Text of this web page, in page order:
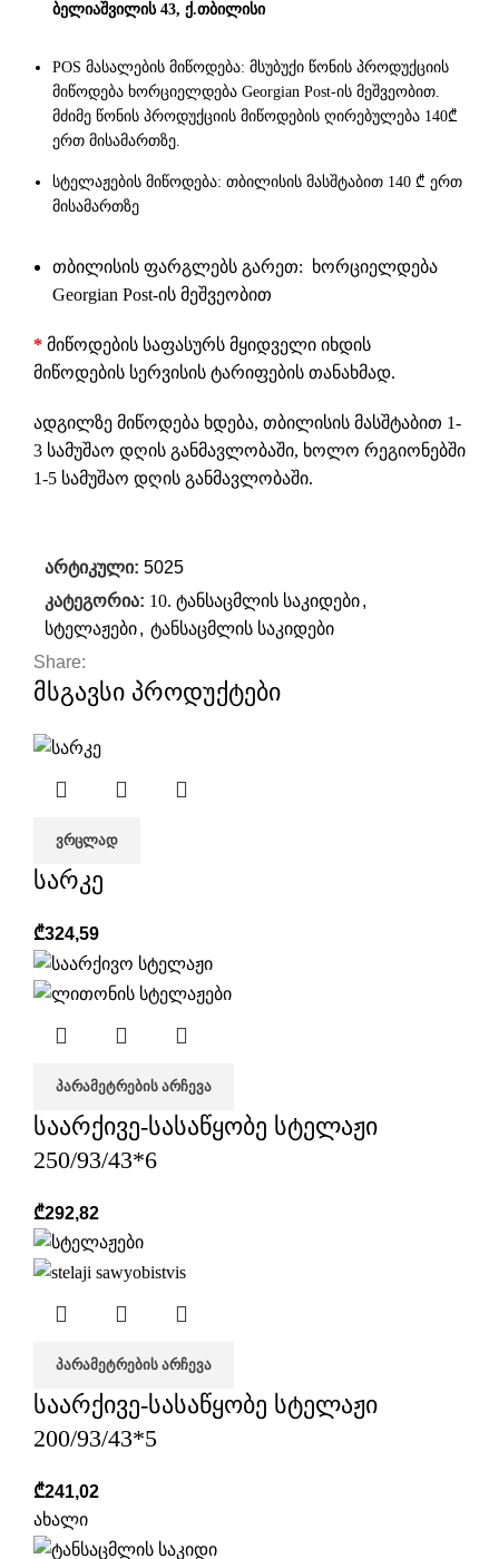
ბელიაშვილის 43, ქ.თბილისი
POS მასალების მიწოდება: მსუბუქი წონის პროდუქციის
მიწოდება ხორციელდება Georgian Post-ის მეშვეობით.
მძიმე წონის პროდუქციის მიწოდების ღირებულება 140₾
ერთ მისამართზე.
სტელაჟების მიწოდება: თბილისის მასშტაბით 140 ₾ ერთ
მისამართზე
თბილისის ფარგლებს გარეთ: ხორციელდება
Georgian Post-ის მეშვეობით
* მიწოდების საფასურს მყიდველი იხდის
მიწოდების სერვისის ტარიფების თანახმად.
ადგილზე მიწოდება ხდება, თბილისის მასშტაბით 1-
3 სამუშაო დღის განმავლობაში, ხოლო რეგიონებში
1-5 სამუშაო დღის განმავლობაში.
არტიკული: 5025
კატეგორია: 10. ტანსაცმლის საკიდები,
სტელაჟები, ტანსაცმლის საკიდები
Share:
მსგავსი პროდუქტები
ᲕᲠᲪᲚᲐᲓ
სარკე
₾324,59
ᲞᲐᲠᲐᲛᲔᲢᲠᲔᲑᲘᲡ ᲐᲠᲩᲔᲕᲐ
საარქივე-სასაწყობე სტელაჟი
250/93/43*6
₾292,82
ᲞᲐᲠᲐᲛᲔᲢᲠᲔᲑᲘᲡ ᲐᲠᲩᲔᲕᲐ
საარქივე-სასაწყობე სტელაჟი
200/93/43*5
₾241,02
ახალი